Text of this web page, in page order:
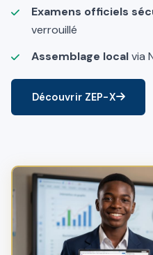
Examens officiels
verrouillé
Assemblage localvia
Découvrir ZEP-X